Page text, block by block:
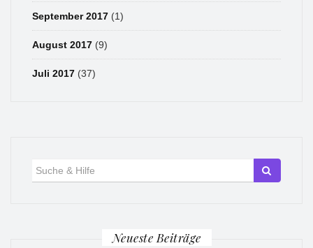
September 2017 (1)
August 2017 (9)
Juli 2017 (37)
für:
Neueste Beiträge